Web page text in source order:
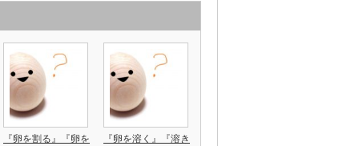
『卵を割る』『卵を
『卵を溶く』『溶き